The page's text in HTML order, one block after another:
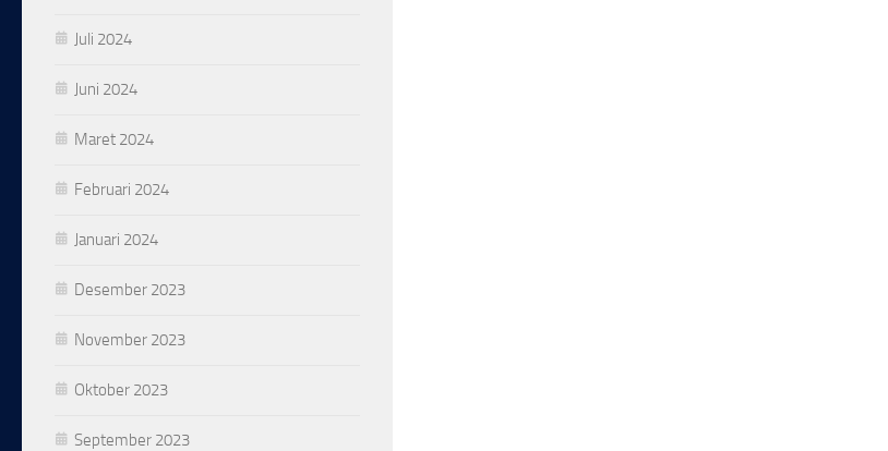
Juli 2024
Juni 2024
Maret 2024
Februari 2024
Januari 2024
Desember 2023
November 2023
Oktober 2023
September 2023